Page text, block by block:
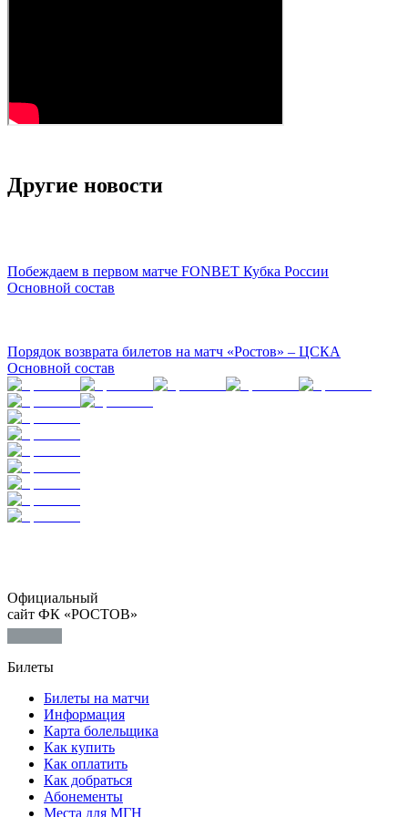
Другие новости
Побеждаем в первом матче FONBET Кубка России
Основной состав
Порядок возврата билетов на матч «Ростов» – ЦСКА
Основной состав
Официальный
сайт ФК «РОСТОВ»
Билеты
Билеты на матчи
Информация
Карта болельщика
Как купить
Как оплатить
Как добраться
Абонементы
Места для МГН